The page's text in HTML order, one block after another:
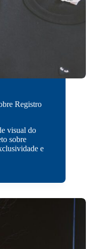
Registro
visual do
sobre
e